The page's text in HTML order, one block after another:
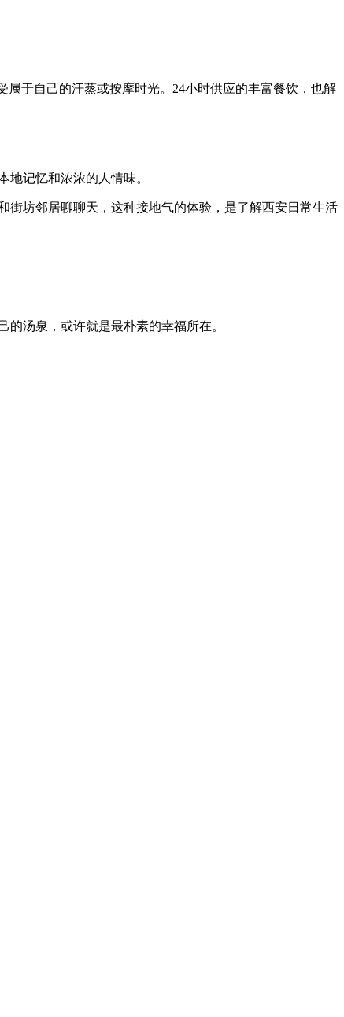
于自己的汗蒸或按摩时光。24小时供应的丰富餐饮，也解
记忆和浓浓的人情味。
街坊邻居聊聊天，这种接地气的体验，是了解西安日常生活
汤泉，或许就是最朴素的幸福所在。